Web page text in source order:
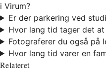
i Virum?
Er der parkering ved
Hvor lang tid tager det
Fotograferer du også på
Hvor lang tid varer en
Relateret